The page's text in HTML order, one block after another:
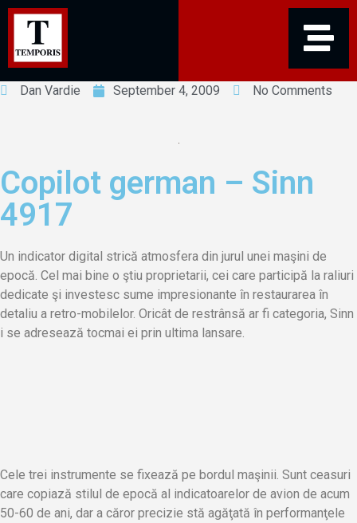
Dan Vardie September 4, 2009 No Comments
Copilot german – Sinn
4917
Un indicator digital strică atmosfera din jurul unei maşini de
epocă. Cel mai bine o ştiu proprietarii, cei care participă la raliuri
dedicate şi investesc sume impresionante în restaurarea în
detaliu a retro-mobilelor. Oricât de restrânsă ar fi categoria, Sinn
i se adresează tocmai ei prin ultima lansare.
Cele trei instrumente se fixează pe bordul maşinii. Sunt ceasuri
care copiază stilul de epocă al indicatoarelor de avion de acum
50-60 de ani, dar a căror precizie stă agăţată în performanţele